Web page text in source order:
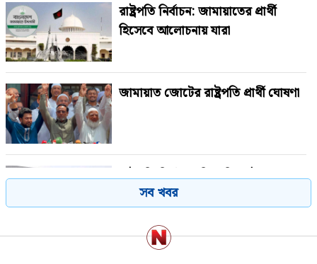
রাষ্ট্রপতি নির্বাচন: জামায়াতের প্রার্থী
হিসেবে আলোচনায় যারা
জামায়াত জোটের রাষ্ট্রপতি প্রার্থী ঘোষণা
রাষ্ট্রপতি নির্বাচনে বিএনপির দুই
মনোনয়নপত্র সংগ্রহ
পরাজয় জেনেও যে কারণে রাষ্ট্রপতি পদে
সব খবর